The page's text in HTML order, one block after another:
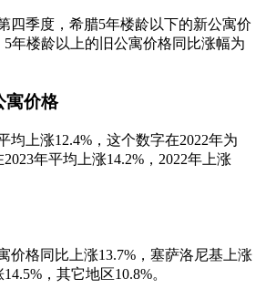
四季度，希腊5年楼龄以下的新公寓价
5年楼龄以上的旧公寓价格同比涨幅为
寓价格
均上涨12.4%，这个数字在2022年为
年平均上涨14.2%，2022年上涨
价格同比上涨13.7%，塞萨洛尼基上涨
，其它地区10.8%。